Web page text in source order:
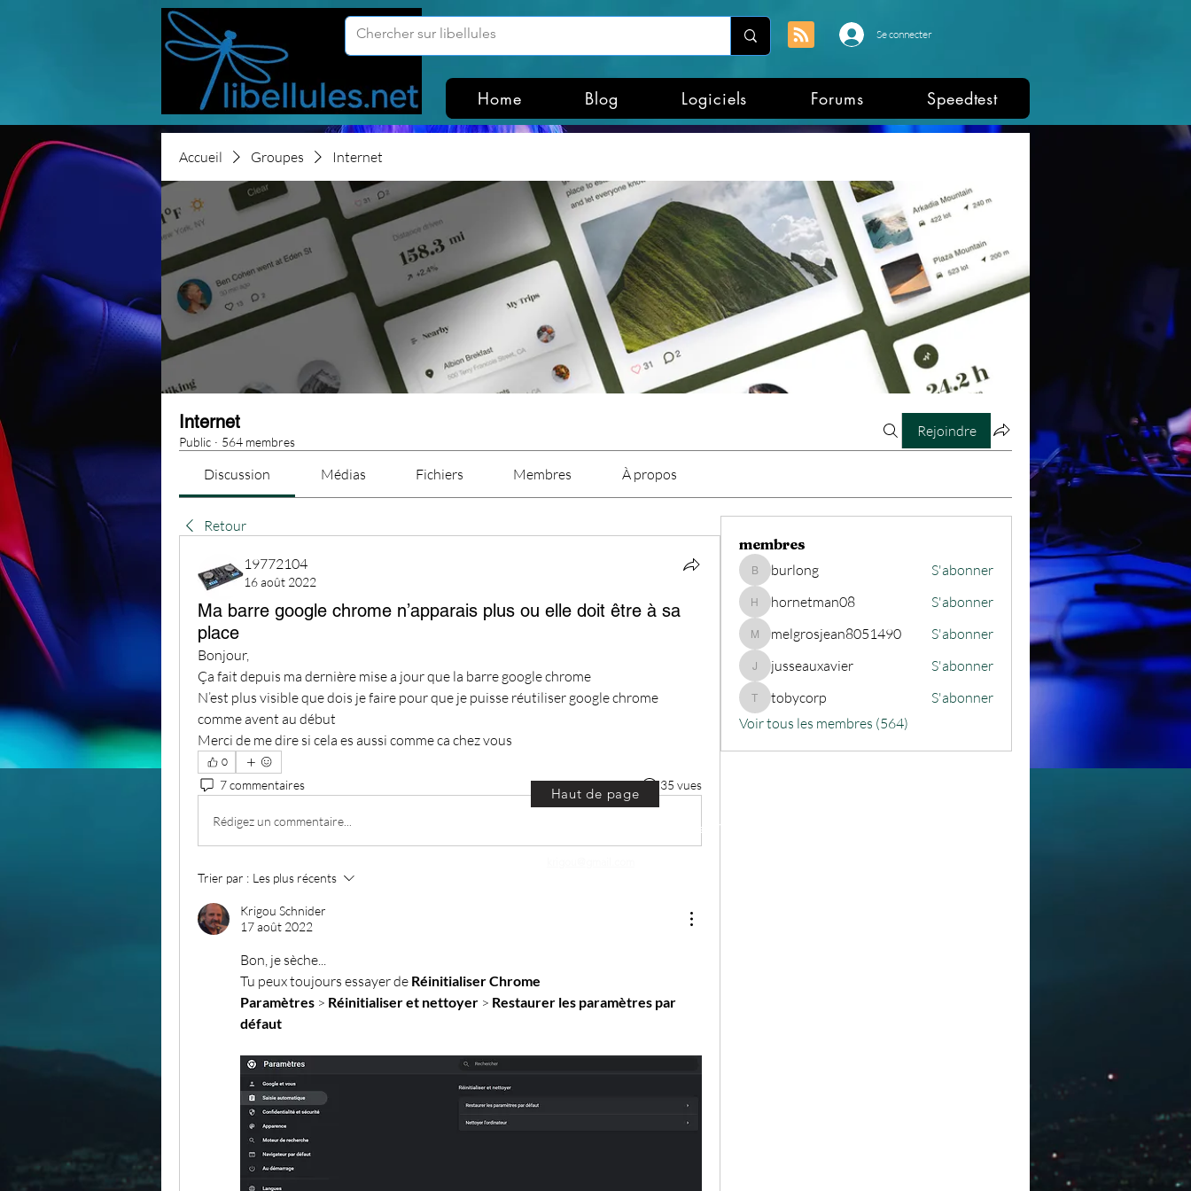
Se connecter
Home Blog Logiciels Forums Speedtest
Accueil Groupes Internet
Internet
Public · 564 membres
Rejoindre
Discussion Médias Fichiers Membres À propos
Retour
19772104
16 août 2022
Ma barre google chrome n’apparais plus ou elle doit être à sa
place
Bonjour,
Ça fait depuis ma dernière mise a jour que la barre google chrome
N’est plus visible que dois je faire pour que je puisse réutiliser google chrome
comme avent au début
Merci de me dire si cela es aussi comme ca chez vous
0
7 commentaires 35 vues
Rédigez un commentaire...
Trier par : Les plus récents
Krigou Schnider
17 août 2022
Bon, je sèche...
Tu peux toujours essayer de Réinitialiser Chrome
Paramètres > Réinitialiser et nettoyer > Restaurer les paramètres par
défaut
membres
burlongburlong S'abonner
hornetman08
hornetman08 S'abonner
melgrosjean8051490
melgrosjean8051490 S'abonner
jusseauxavier
jusseauxavier S'abonner
tobycorp
tobycorp
S'abonner
Voir tous les membres (564)
Haut de page
Propulsé par WiX © 1997- 2025 Editions Libellules - Tous droits réservés